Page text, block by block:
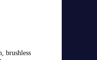
brushless